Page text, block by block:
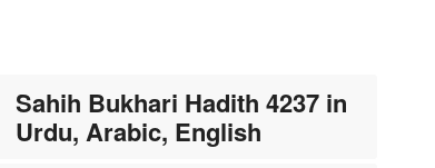
Sahih Bukhari Hadith 4237 in
Urdu, Arabic, English